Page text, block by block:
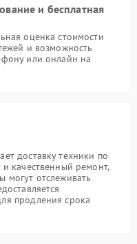
и бесплатная
оценка стоимости
и возможность
или онлайн на
доставку техники по
качественный ремонт,
могут отслеживать
продления срока